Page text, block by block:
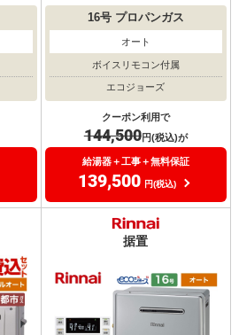
16号プロパンガス
オート
ボイスリモコン付属
エコジョーズ
クーポン利用で
144,500円(税込)が
給湯器＋工事＋無料保証
139,500 円(税込)
据置